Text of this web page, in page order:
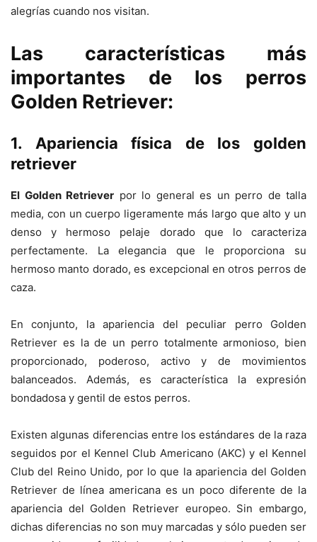
alegrías cuando nos visitan.
Las características más
importantes de los perros
Golden Retriever:
1. Apariencia física de los golden
retriever
El Golden Retriever por lo general es un perro de talla
media, con un cuerpo ligeramente más largo que alto y un
denso y hermoso pelaje dorado que lo caracteriza
perfectamente. La elegancia que le proporciona su
hermoso manto dorado, es excepcional en otros perros de
caza.
En conjunto, la apariencia del peculiar perro Golden
Retriever es la de un perro totalmente armonioso, bien
proporcionado, poderoso, activo y de movimientos
balanceados. Además, es característica la expresión
bondadosa y gentil de estos perros.
Existen algunas diferencias entre los estándares de la raza
seguidos por el Kennel Club Americano (AKC) y el Kennel
Club del Reino Unido, por lo que la apariencia del Golden
Retriever de línea americana es un poco diferente de la
apariencia del Golden Retriever europeo. Sin embargo,
dichas diferencias no son muy marcadas y sólo pueden ser